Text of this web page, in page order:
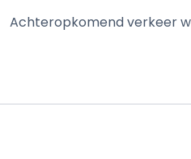
Achteropkomend verkeer